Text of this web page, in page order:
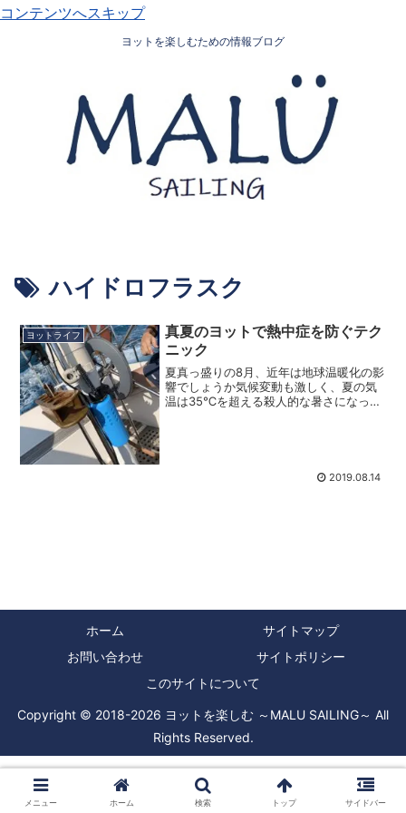
コンテンツへスキップ
ヨットを楽しむための情報ブログ
ハイドロフラスク
ヨットライフ
真夏のヨットで熱中症を防ぐテク
ニック
夏真っ盛りの8月、近年は地球温暖化の影
響でしょうか気候変動も激しく、夏の気
温は35℃を超える殺人的な暑さになって
2019.08.14
ホーム
サイトマップ
お問い合わせ
サイトポリシー
このサイトについて
Copyright © 2018-2026 ヨットを楽しむ ～MALU SAILING～ All
Rights Reserved.
メニュー ホーム 検索 トップ サイドバー